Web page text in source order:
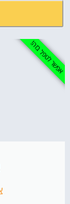
אפשר לטפל בזה!